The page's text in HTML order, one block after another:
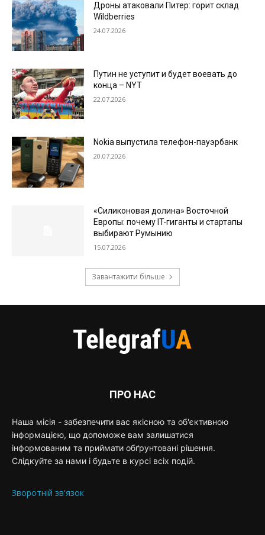
Дроны атаковали Питер: горит склад
Wildberries
24.07.2026
Путин не уступит и будет воевать до
конца – NYT
22.07.2026
Nokia выпустила телефон-пауэрбанк
20.07.2026
«Силиконовая долина» Восточной
Европы: почему IT-гиганты и стартапы
выбирают Румынию
15.07.2026
Завантажити більше
ПРО НАС
Наша місія - забезпечити вас якісною та об'єктивною
інформацією, що допоможе вам залишатися
інформованим та приймати обґрунтовані рішення.
Слідкуйте за нами і будьте в курсі всіх подій.
Зворотній зв'язок